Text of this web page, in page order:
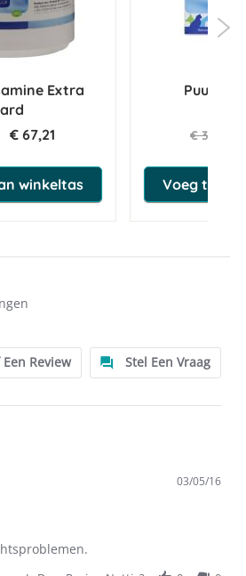
Extra
€ 67,21
winkeltas
Puur
€ 32,35
Voeg toe
Review
Stel Een Vraag
03/05/16